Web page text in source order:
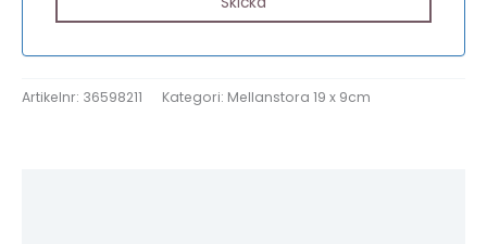
Artikelnr: 36598211 Kategori: Mellanstora 19 x 9cm